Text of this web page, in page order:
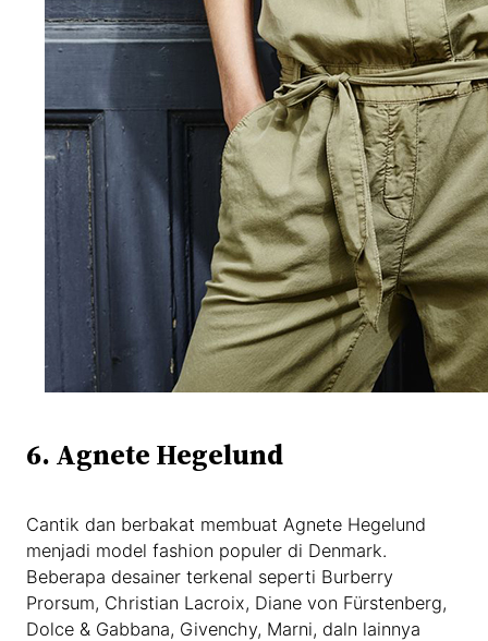
6. Agnete Hegelund
Cantik dan berbakat membuat Agnete Hegelund
menjadi model fashion populer di Denmark.
Beberapa desainer terkenal seperti Burberry
Prorsum, Christian Lacroix, Diane von Fürstenberg,
Dolce & Gabbana, Givenchy, Marni, daln lainnya